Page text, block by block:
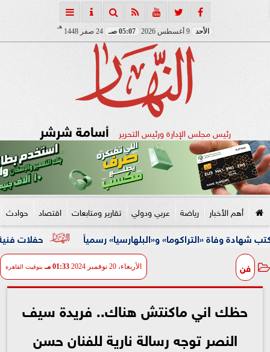
الأحد 05:07 صـ 24 صفر 1448
هـ
رئيس مجلس الإدارة ورئيس التحرير أسامة شرشر
أهم الأخبار رياضة عربي ودولي تقارير ومتابعات اقتصاد حوادث
حفلات فنية وأنشطة «التراكوما» و«البلهارسيا» رسمياً
فن الأربعاء، 20 نوفمبر 2024 01:33 مـ بتوقيت القاهرة
حظك اني ماكنتش هناك.. فريدة سيف
النصر توجه رسالة نارية للفنان حسن